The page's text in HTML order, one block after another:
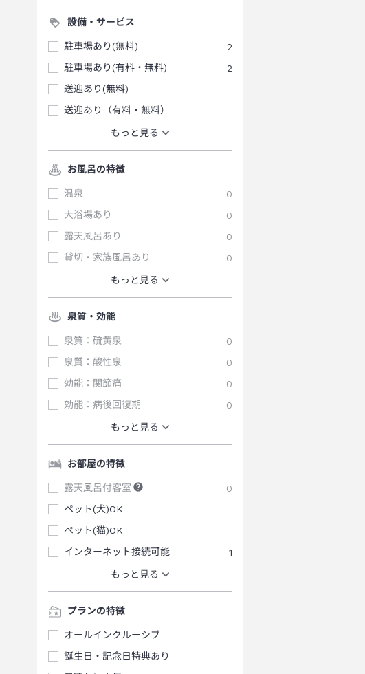
設備・サービス
駐車場あり(無料)
2
駐車場あり(有料・無料)
2
送迎あり(無料)
送迎あり（有料・無料）
もっと見る
お風呂の特徴
温泉
0
大浴場あり
0
露天風呂あり
0
貸切・家族風呂あり
0
もっと見る
泉質・効能
泉質：硫黄泉
0
泉質：酸性泉
0
効能：関節痛
0
効能：病後回復期
0
もっと見る
お部屋の特徴
露天風呂付客室
0
ペット(犬)OK
ペット(猫)OK
インターネット接続可能
1
もっと見る
プランの特徴
オールインクルーシブ
誕生日・記念日特典あり